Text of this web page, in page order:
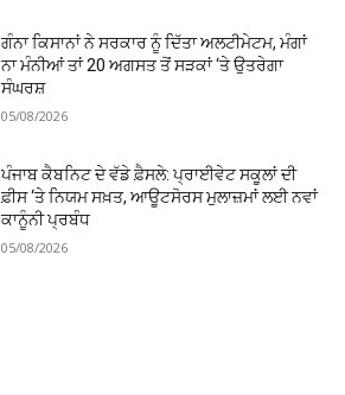
ਗੰਨਾ ਕਿਸਾਨਾਂ ਨੇ ਸਰਕਾਰ ਨੂੰ ਦਿੱਤਾ ਅਲਟੀਮੇਟਮ, ਮੰਗਾਂ
ਨਾ ਮੰਨੀਆਂ ਤਾਂ 20 ਅਗਸਤ ਤੋਂ ਸੜਕਾਂ ‘ਤੇ ਉਤਰੇਗਾ
ਸੰਘਰਸ਼
05/08/2026
ਪੰਜਾਬ ਕੈਬਨਿਟ ਦੇ ਵੱਡੇ ਫ਼ੈਸਲੇ: ਪ੍ਰਾਈਵੇਟ ਸਕੂਲਾਂ ਦੀ
ਫ਼ੀਸ ‘ਤੇ ਨਿਯਮ ਸਖ਼ਤ, ਆਊਟਸੋਰਸ ਮੁਲਾਜ਼ਮਾਂ ਲਈ ਨਵਾਂ
ਕਾਨੂੰਨੀ ਪ੍ਰਬੰਧ
05/08/2026